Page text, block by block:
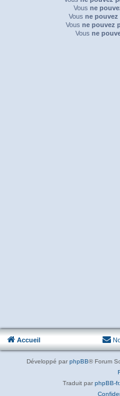
Vous ne
Vous ne pouvez
Vous ne pouvez
Vous ne
Accueil
Développé par phpBB® Forum
Traduit par phpBB-